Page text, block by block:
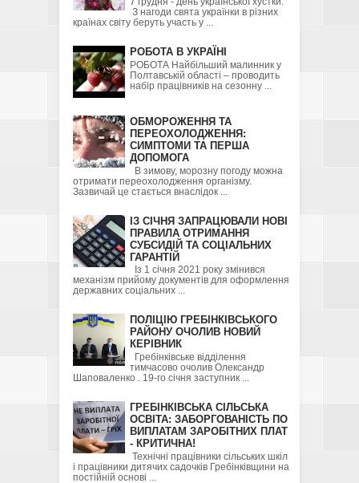
З нагоди свята українки в різних
країнах світу беруть участь у ...
РОБОТА В УКРАЇНІ
РОБОТА Найбільший малинник у
Полтавській області – проводить
набір працівників на сезонну ...
ОБМОРОЖЕННЯ ТА
ПЕРЕОХОЛОДЖЕННЯ:
СИМПТОМИ ТА ПЕРША
ДОПОМОГА
В зимову, морозну погоду можна
отримати переохолодження організму.
Зазвичай це стається внаслідок ...
ІЗ СІЧНЯ ЗАПРАЦЮВАЛИ НОВІ
ПРАВИЛА ОТРИМАННЯ
СУБСИДІЙ ТА СОЦІАЛЬНИХ
ГАРАНТІЙ
Із 1 січня 2021 року змінився
механізм прийому документів для оформлення
державних соціальних ...
ПОЛІЦІЮ ГРЕБІНКІВСЬКОГО
РАЙОНУ ОЧОЛИВ НОВИЙ
КЕРІВНИК
Гребінківське відділення
тимчасово очолив Олександр
Шаповаленко . 19-го січня заступник ...
ГРЕБІНКІВСЬКА СІЛЬСЬКА
ОСВІТА: ЗАБОРГОВАНІСТЬ ПО
ВИПЛАТАМ ЗАРОБІТНИХ ПЛАТ
- КРИТИЧНА!
Технічні працівники сільських шкіл
і працівники дитячих садочків Гребінківщини на
постійній основі ...